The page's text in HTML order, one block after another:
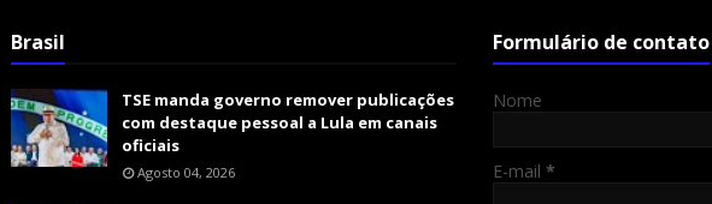
Brasil
TSE manda governo remover publicações
com destaque pessoal a Lula em canais
oficiais
Agosto 04, 2026
Formulário de contato
Nome
E-mail *